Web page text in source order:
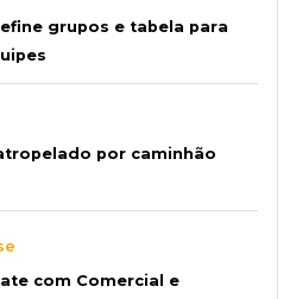
grupos e tabela para
por caminhão
com Comercial e